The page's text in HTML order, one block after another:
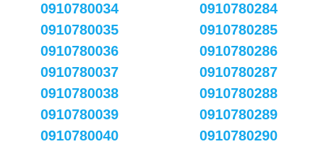
0910780034
0910780035
0910780036
0910780037
0910780038
0910780039
0910780040
0910780284
0910780285
0910780286
0910780287
0910780288
0910780289
0910780290